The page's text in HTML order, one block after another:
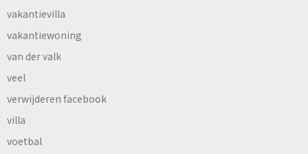
vakantievilla
vakantiewoning
van der valk
veel
verwijderen facebook
villa
voetbal